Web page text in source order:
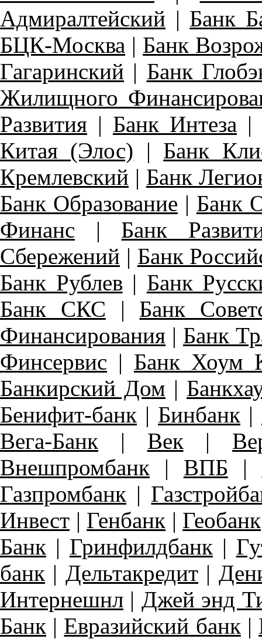
Адмиралтейский | Банк
БЦК-Москва | Банк
Гагаринский | Банк
Жилищного
Развития | Банк Интеза |
Китая (Элос) | Банк
Кремлевский | Банк
Банк Образование | Банк
Финанс | Банк
Сбережений | Банк
Банк Рублев | Банк
Банк СКС | Банк
Финансирования | Банк
Финсервис | Банк Хоум
Банкирский Дом |
Бенифит-банк | Бинбанк |
Вега-Банк | Век |
Внешпромбанк | ВПБ |
Газпромбанк |
Инвест | Генбанк | Геобанк
Банк | Гринфилдбанк |
банк | Дельтакредит |
Интернешнл | Джей энд
Банк | Евразийский банк |